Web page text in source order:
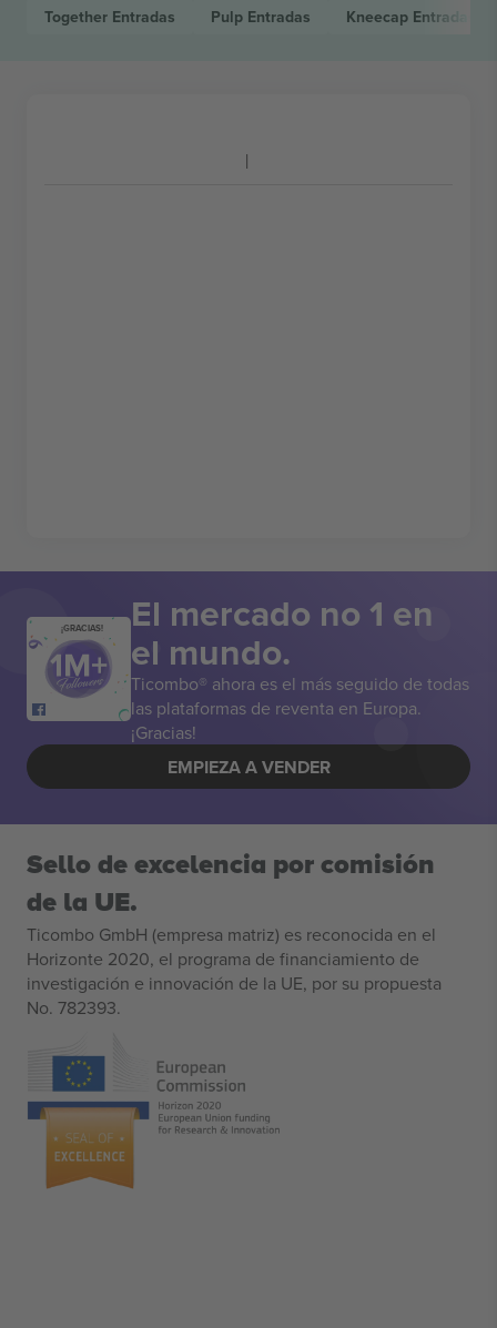
Together Entradas Pulp Entradas Kneecap Entradas
¡GRACIAS! El mercado no 1 en
el mundo.
Ticombo® ahora es el más seguido de todas
las plataformas de reventa en Europa.
¡Gracias!
EMPIEZA A VENDER
Sello de excelencia por comisión
de la UE.
Ticombo GmbH (empresa matriz) es reconocida en el
Horizonte 2020, el programa de financiamiento de
investigación e innovación de la UE, por su propuesta
No. 782393.